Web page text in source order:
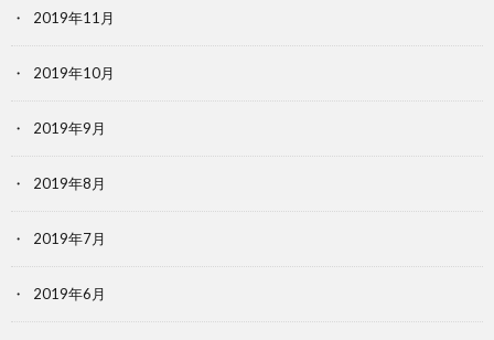
2019年11月
2019年10月
2019年9月
2019年8月
2019年7月
2019年6月